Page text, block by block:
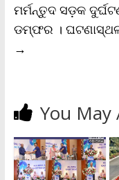
ମର୍ମନ୍ତୁଦ ସଡ଼କ
ଡମ୍ଫର ।
→
You May